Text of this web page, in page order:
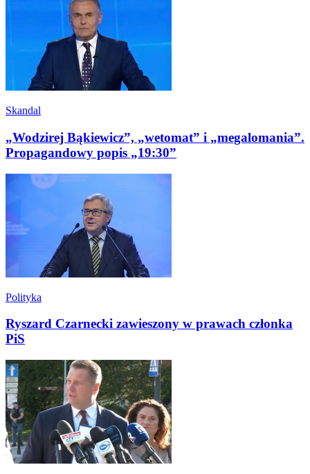
Skandal
„Wodzirej Bąkiewicz”, „wetomat” i „megalomania”.
Propagandowy popis „19:30”
Polityka
Ryszard Czarnecki zawieszony w prawach członka
PiS